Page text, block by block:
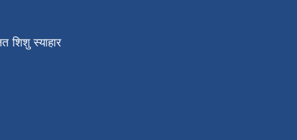
शिशु स्याहार